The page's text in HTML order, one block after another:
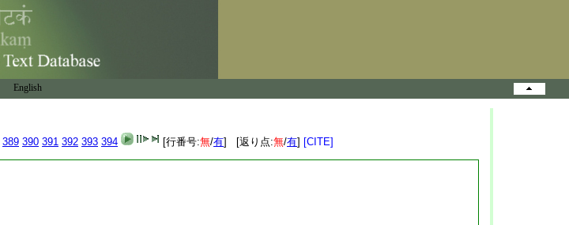
English
389 390 391 392 393 394 [行番号:無/有] [返り点:無/有] [CITE]